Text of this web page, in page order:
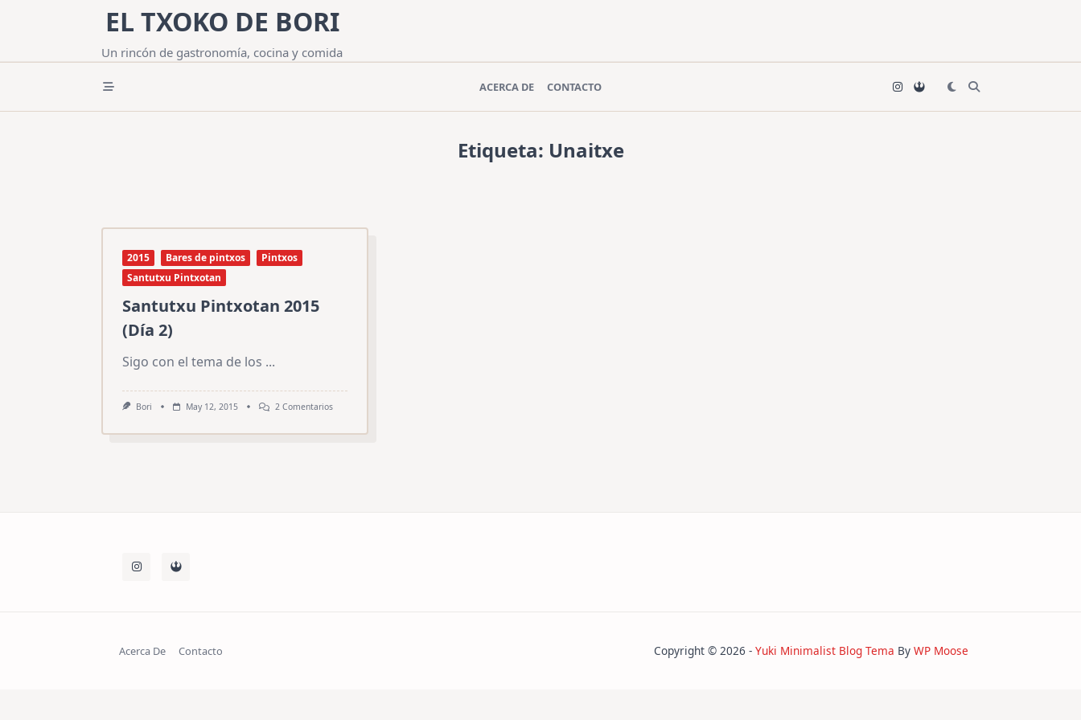
EL TXOKO DE BORI
Un rincón de gastronomía, cocina y comida
ACERCA DE CONTACTO
Etiqueta: Unaitxe
2015 Bares de pintxos
Pintxos
Santutxu Pintxotan
Santutxu Pintxotan 2015
(Día 2)
Sigo con el tema de los ...
Bori May 12, 2015 2 ComentariosEn
Acerca De Contacto Copyright © 2026 - Yuki Minimalist Blog Tema By WP Moose